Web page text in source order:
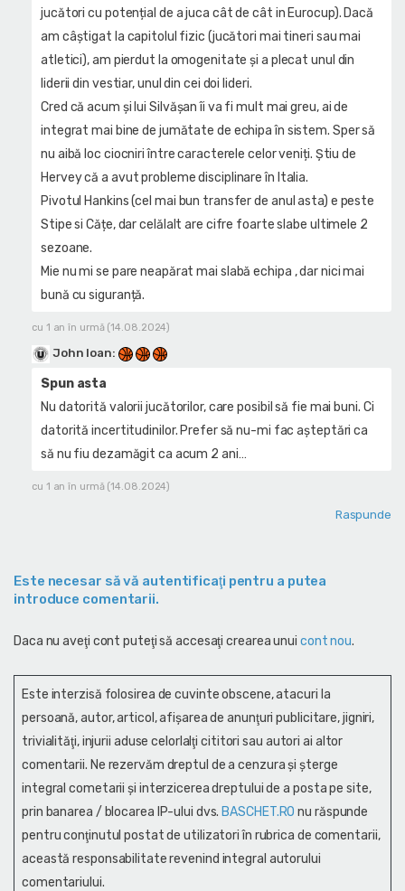
jucători cu potențial de a juca cât de cât in Eurocup). Dacă
am câștigat la capitolul fizic (jucători mai tineri sau mai
atletici), am pierdut la omogenitate și a plecat unul din
liderii din vestiar, unul din cei doi lideri.
Cred că acum și lui Silvășan îi va fi mult mai greu, ai de
integrat mai bine de jumătate de echipa în sistem. Sper să
nu aibă loc ciocniri între caracterele celor veniți. Știu de
Hervey că a avut probleme disciplinare în Italia.
Pivotul Hankins (cel mai bun transfer de anul asta) e peste
Stipe si Cățe, dar celălalt are cifre foarte slabe ultimele 2
sezoane.
Mie nu mi se pare neapărat mai slabă echipa , dar nici mai
bună cu siguranță.
cu 1 an în urmă (14.08.2024)
John Ioan:
Spun asta
Nu datorită valorii jucătorilor, care posibil să fie mai buni. Ci
datorită incertitudinilor. Prefer să nu-mi fac așteptări ca
să nu fiu dezamăgit ca acum 2 ani…
cu 1 an în urmă (14.08.2024)
Raspunde
Este necesar să vă autentificaţi pentru a putea
introduce comentarii.
Daca nu aveţi cont puteţi să accesaţi crearea unui cont nou.
Este interzisă folosirea de cuvinte obscene, atacuri la
persoană, autor, articol, afişarea de anunţuri publicitare, jigniri,
trivialităţi, injurii aduse celorlalţi cititori sau autori ai altor
comentarii. Ne rezervăm dreptul de a cenzura și şterge
integral cometarii și interzicerea dreptului de a posta pe site,
prin banarea / blocarea IP-ului dvs. BASCHET.RO nu răspunde
pentru conţinutul postat de utilizatori în rubrica de comentarii,
această responsabilitate revenind integral autorului
comentariului.